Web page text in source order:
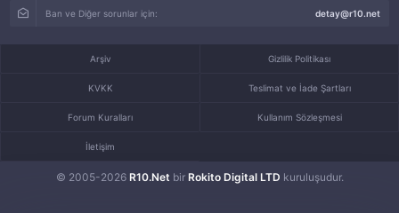
Ban ve Diğer sorunlar için: detay@r10.net
© 2005-2026 R10.Net bir Rokito Digital LTD kuruluşudur.
Arşiv Gizlilik Politikası
KVKK Teslimat ve İade Şartları
Forum Kuralları Kullanım Sözleşmesi
İletişim